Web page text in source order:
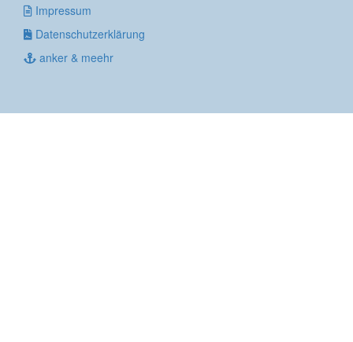
Impressum
Datenschutzerklärung
anker & meehr